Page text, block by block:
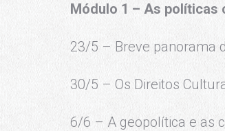
Módulo 1 – As políticas
23/5 – Breve panorama
30/5 – Os Direitos
6/6 – A geopolítica e as